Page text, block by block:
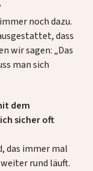
noch dazu.
dass
wir sagen: „Das
man sich
dem
sicher oft
das immer mal
rund läuft.